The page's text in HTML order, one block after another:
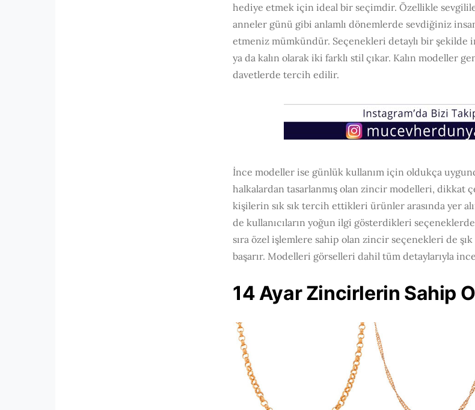
hediye etmek için ideal bir seçimdir. Özellikle
anneler günü gibi anlamlı dönemlerde sevdiğiniz
etmeniz mümkündür. Seçenekleri detaylı bir şekilde
ya da kalın olarak iki farklı stil çıkar. Kalın modeller
davetlerde tercih edilir.
İnce modeller ise günlük kullanım için oldukça
halkalardan tasarlanmış olan zincir modelleri, dikkat
kişilerin sık sık tercih ettikleri ürünler arasında yer
de kullanıcıların yoğun ilgi gösterdikleri
sıra özel işlemlere sahip olan zincir seçenekleri de şık
başarır. Modelleri görselleri dahil tüm detaylarıyla
14 Ayar Zincirlerin Sahip